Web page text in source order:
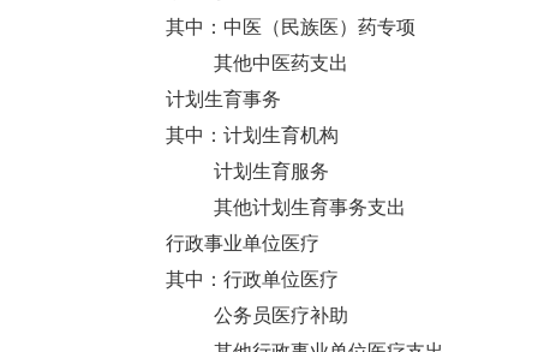
其中：中医（民族医）药专项
其他中医药支出
计划生育事务
其中：计划生育机构
计划生育服务
其他计划生育事务支出
行政事业单位医疗
其中：行政单位医疗
公务员医疗补助